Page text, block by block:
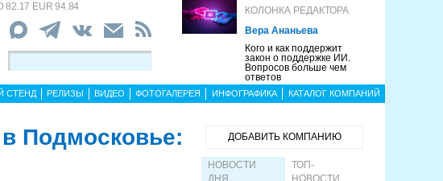
82.17 EUR 94.84
КОЛОНКА РЕДАКТОРА
Вера Ананьева
Кого и как поддержит
закон о поддержке ИИ.
Вопросов больше чем
ответов
СТЕНД РЕЛИЗЫ ВИДЕО ФОТОГАЛЕРЕЯ ИНФОГРАФИКА КАТАЛОГ КОМПАНИЙ
Подмосковье:
ДОБАВИТЬ КОМПАНИЮ
НОВОСТИ
ДНЯ
ТОП-
НОВОСТИ